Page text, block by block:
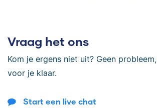
Vraag het ons
Kom je ergens niet uit? Geen probleem,
voor je klaar.
Start een live chat